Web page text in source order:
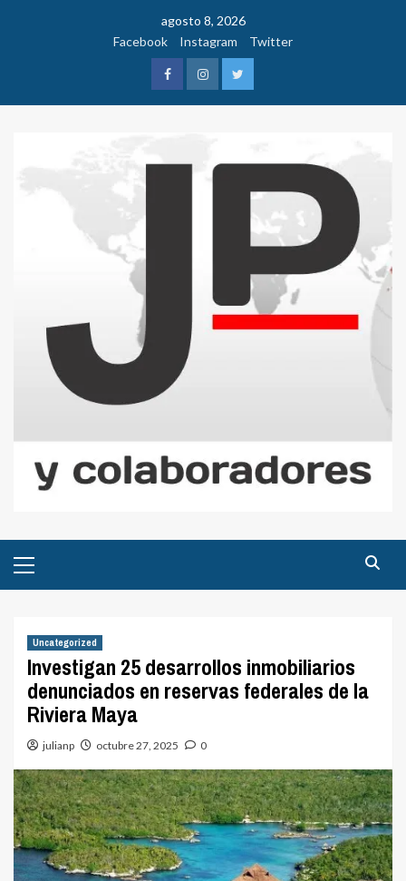
agosto 8, 2026
Facebook
Instagram Twitter
FacebookInstagramTwitter
principal
Uncategorized
Investigan 25 desarrollos inmobiliarios
denunciados en reservas federales de la
Riviera Maya
julianp octubre 27, 2025 0